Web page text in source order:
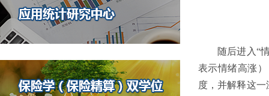
随后进入“
表示情绪高涨
度，并解释这